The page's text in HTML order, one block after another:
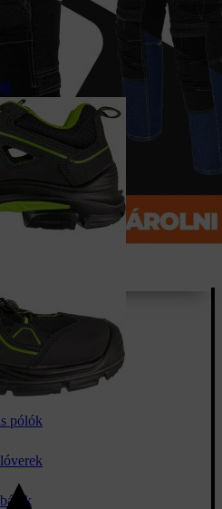
nadrág
pólók